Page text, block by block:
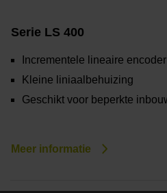
Serie LS 400
Incrementele lineaire encoder
Kleine liniaalbehuizing
Geschikt voor beperkte
Meer informatie